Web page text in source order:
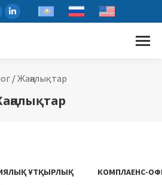
/Жаңалықтар
ҰТҚЫРЛЫҚ
КОМПЛАЕНС-